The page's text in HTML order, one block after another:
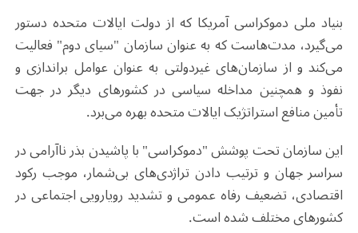
بنیاد ملی دموکراسی آمریکا که از دولت ایالات متحده دستور
می‌گیرد، مدت‌هاست که به عنوان سازمان "سیای دوم" فعالیت
می‌کند و از سازمان‌های غیردولتی به عنوان عوامل براندازی و
نفوذ و همچنین مداخله سیاسی در کشورهای دیگر در جهت
تأمین منافع استراتژیک ایالات متحده بهره می‌برد.
این سازمان تحت پوشش "دموکراسی" با پاشیدن بذر ناآرامی در
سراسر جهان و ترتیب دادن تراژدی‌های بی‌شمار، موجب رکود
اقتصادی، تضعیف رفاه عمومی و تشدید رویارویی اجتماعی در
کشورهای مختلف شده است.